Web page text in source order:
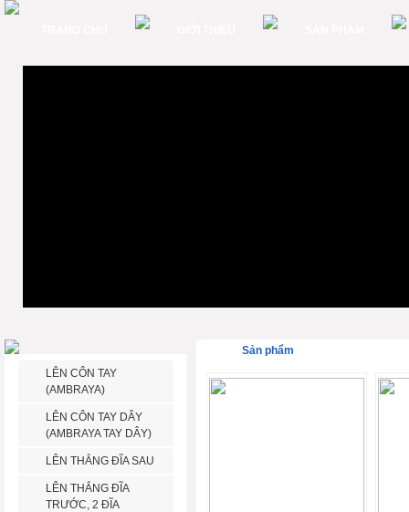
LÊN CÔN TAY
(AMBRAYA)
LÊN CÔN TAY DÂY
(AMBRAYA TAY DÂY)
LÊN THẮNG ĐĨA SAU
LÊN THẮNG ĐĨA
TRƯỚC, 2 ĐĨA
Sản phẩm